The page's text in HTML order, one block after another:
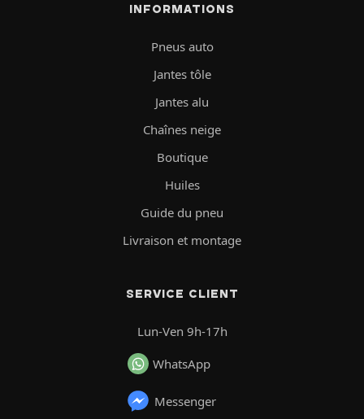
INFORMATIONS
Pneus auto
Jantes tôle
Jantes alu
Chaînes neige
Boutique
Huiles
Guide du pneu
Livraison et montage
SERVICE CLIENT
Lun-Ven 9h-17h
WhatsApp
Messenger